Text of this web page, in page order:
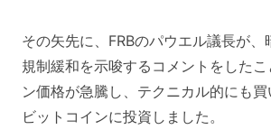
その矢先に、FRBのパウエル議長が、
規制緩和を示唆するコメントをした
ン価格が急騰し、テクニカル的にも買
ビットコインに投資しました。